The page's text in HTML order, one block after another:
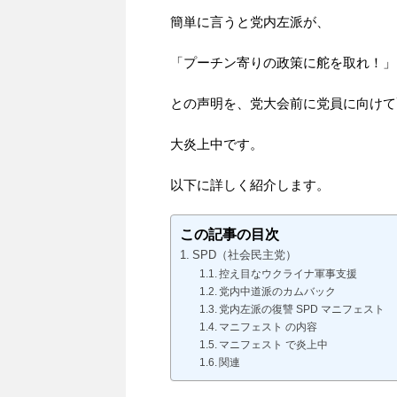
簡単に言うと党内左派が、
「プーチン寄りの政策に舵を取れ！」
との声明を、党大会前に党員に向け
大炎上中です。
以下に詳しく紹介します。
この記事の目次
SPD（社会民主党）
控え目なウクライナ軍事支援
党内中道派のカムバック
党内左派の復讐 SPD マニフェスト
マニフェスト の内容
マニフェスト で炎上中
関連